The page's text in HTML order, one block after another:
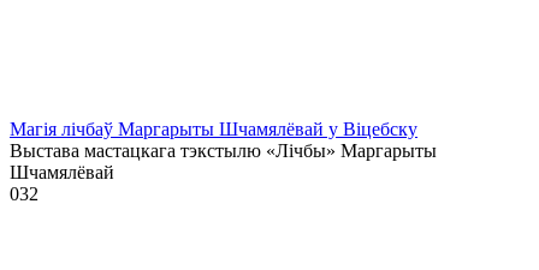
Магія лічбаў Маргарыты Шчамялёвай у Віцебску
Выстава мастацкага тэкстылю «Лічбы» Маргарыты
Шчамялёвай
032